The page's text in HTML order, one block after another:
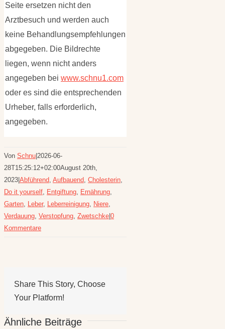
Seite ersetzen nicht den
Arztbesuch und werden auch
keine Behandlungsempfehlungen
abgegeben. Die Bildrechte
liegen, wenn nicht anders
angegeben bei www.schnu1.com
oder es sind die entsprechenden
Urheber, falls erforderlich,
angegeben.
Von Schnu 2026-06-
28T15:25:12+02:00August 20th,
2023 Abführend Aufbauend Cholesterin
Do it yourself
Entgiftung Ernährung
Garten
Leber, Leberreinigung Niere
Verdauung Verstopfung Zwetschke 0
Kommentare
Share This Story, Choose
Your Platform!
Ähnliche Beiträge